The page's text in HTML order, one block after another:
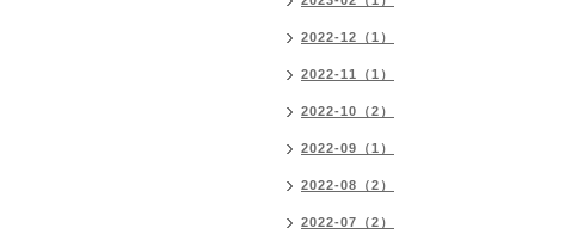
2022-12（1）
2022-11（1）
2022-10（2）
2022-09（1）
2022-08（2）
2022-07（2）